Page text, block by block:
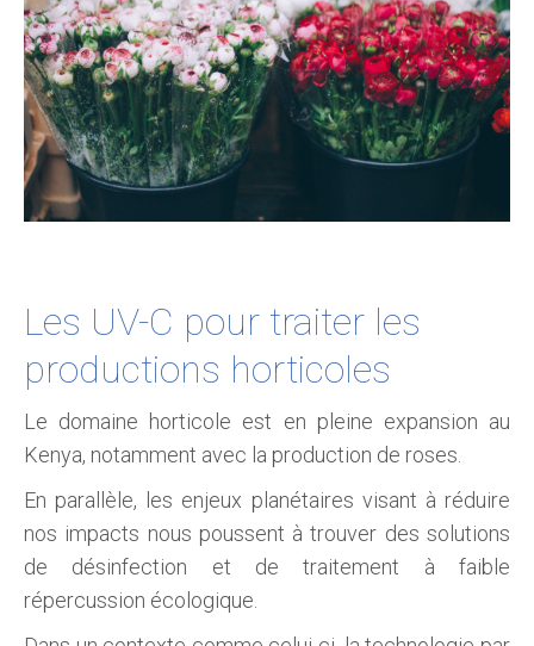
Les UV-C pour traiter les
productions horticoles
Le domaine horticole est en pleine expansion au
Kenya, notamment avec la production de roses.
En parallèle, les enjeux planétaires visant à réduire
nos impacts nous poussent à trouver des solutions
de désinfection et de traitement à faible
répercussion écologique.